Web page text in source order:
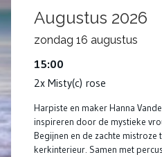
Augustus 2026
zondag 16 augustus
15:00
2x Misty(c) rose
Harpiste en maker Hanna
inspireren door de mystieke
Begijnen en de zachte mistroze
kerkinterieur. Samen met